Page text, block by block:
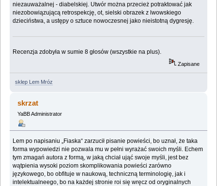
niezauważalnej - diabelskiej. Utwór można przecież potraktować jak
niezobowiązującą retrospekcję, ot, sielski obrazek z lwowskiego
dzieciństwa, a ustępy o sztuce nowoczesnej jako nieistotną dygresję.
Recenzja zdobyła w sumie 8 głosów (wszystkie na plus).
Zapisane
sklep Lem Mróz
skrzat
YaBB Administrator
Lem po napisaniu „Fiaska“ zarzucił pisanie powieści, bo uznał, że taka
forma wypowiedzi nie pozwala mu w pełni wyrażać swoich myśli. Echem
tym zmagań autora z formą, w jaką chciał ująć swoje myśli, jest bez
wątpienia wysoki poziom skomplikowania powieści zarówno
językowego, bo obfituje w naukową, techniczną terminologię, jak i
intelektualneego, bo na każdej stronie roi się wręcz od oryginalnych